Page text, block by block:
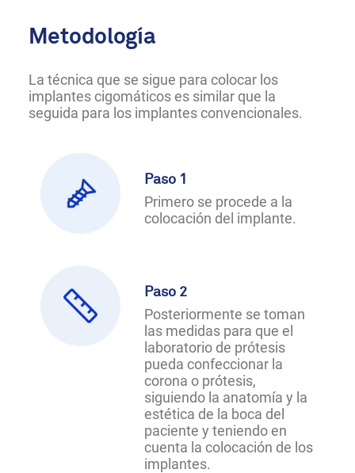
Metodología
La técnica que se sigue para colocar los
implantes cigomáticos es similar que la
seguida para los implantes convencionales.
Paso 1
Primero se procede a la
colocación del implante.
Paso 2
Posteriormente se toman
las medidas para que el
laboratorio de prótesis
pueda confeccionar la
corona o prótesis,
siguiendo la anatomía y la
estética de la boca del
paciente y teniendo en
cuenta la colocación de los
implantes.